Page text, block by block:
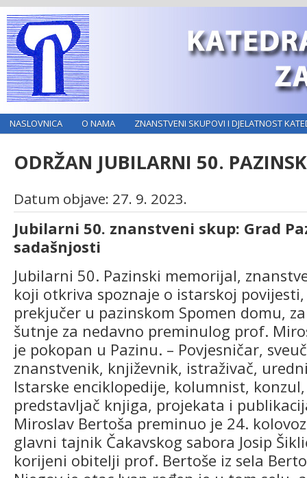
NASLOVNICA O NAMA ZNANSTVENI SKUPOVI I DJELATNOST
ODRŽAN JUBILARNI 50.
Datum objave: 27. 9. 2023.
Jubilarni 50. znanstveni skup: Grad
sadašnjosti
Jubilarni 50. Pazinski memorijal,
koji otkriva spoznaje o istarskoj
prekjučer u pazinskom Spomen domu,
šutnje za nedavno preminulog prof.
je pokopan u Pazinu. – Povjesničar,
znanstvenik, književnik, istraživač,
Istarske enciklopedije, kolumnist,
predstavljač knjiga, projekata i
Miroslav Bertoša preminuo je 24.
glavni tajnik Čakavskog sabora Josip
korijeni obitelji prof. Bertoše iz sela